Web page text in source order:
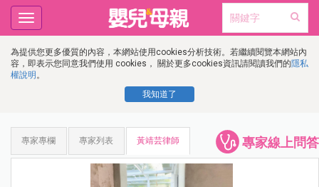
為提供您更多優質的內容，本網站使用cookies分析技術。若繼續閱覽本網站內
容，即表示您同意我們使用 cookies， 關於更多cookies資訊請閱讀我們的隱私
權說明 。
我知道了
Toggle
navigation
專家線上問答
專家專欄 專家列表 黃靖芸律師